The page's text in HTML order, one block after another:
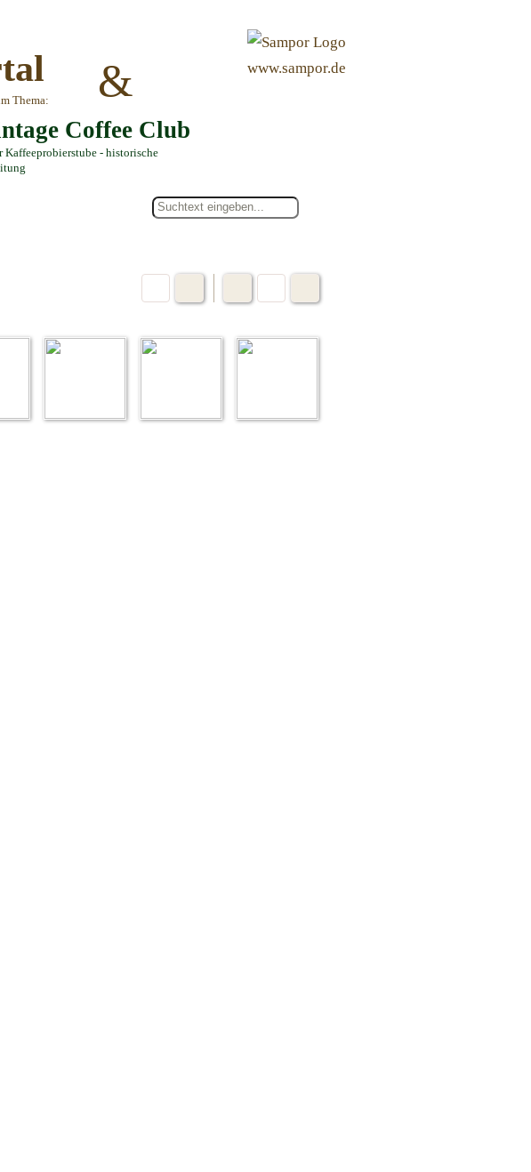
Thema:
&
Coffee Club
Kaffeeprobierstube - historische
www.sampor.de